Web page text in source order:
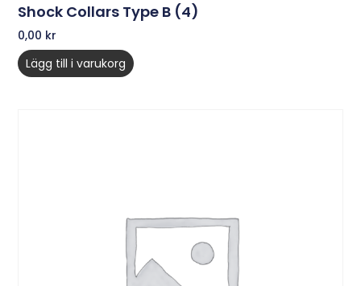
Shock Collars Type B (4)
0,00 kr
Lägg till i varukorg